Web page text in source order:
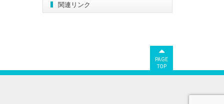
関連リンク
PAGE
TOP